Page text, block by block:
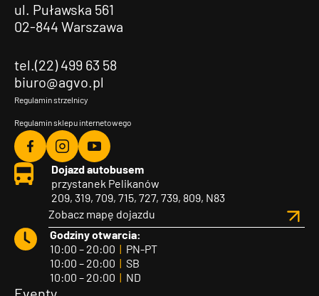
ul. Puławska 561
02-844 Warszawa
tel.(22) 499 63 58
biuro@agvo.pl
Regulamin strzelnicy
Regulamin sklepu internetowego
Agvo
Facebook
Agvo
Instagram
Agvo
YouTube
Dojazd autobusem
przystanek Pelikanów
209, 319, 709, 715, 727, 739, 809, N83
Zobacz mapę dojazdu
Godziny otwarcia:
10:00 – 20:00 | PN-PT
10:00 – 20:00 | SB
10:00 – 20:00 | ND